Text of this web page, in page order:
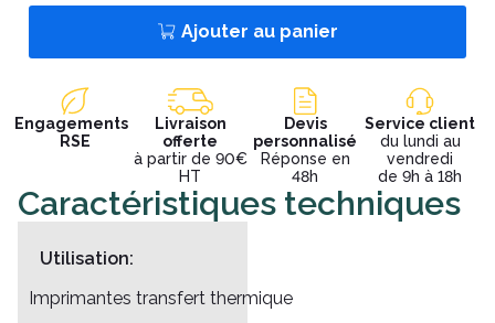
Ajouter au panier
Engagements
RSE
Livraison
offerte
à partir de 90€
HT
Devis
personnalisé
Réponse en
48h
Service client
du lundi au
vendredi
de 9h à 18h
Caractéristiques techniques
Utilisation:
Imprimantes transfert thermique